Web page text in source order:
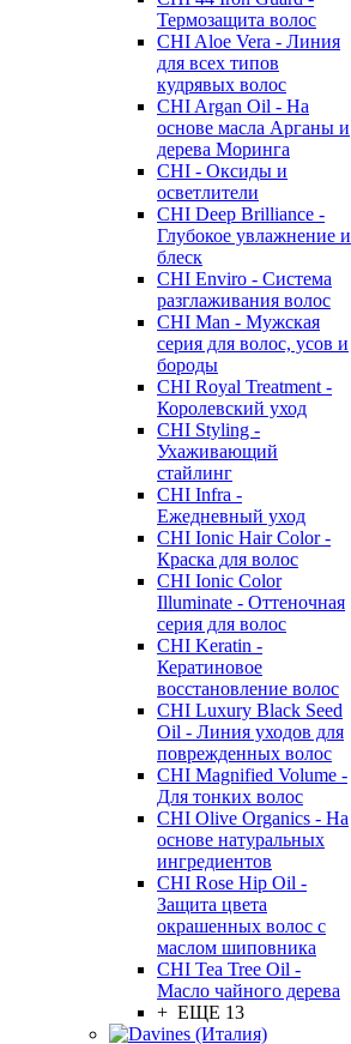
Термозащита волос
CHI Aloe Vera - Линия
для всех типов
кудрявых волос
CHI Argan Oil - На
основе масла Арганы и
дерева Моринга
CHI - Оксиды и
осветлители
CHI Deep Brilliance -
Глубокое увлажнение и
блеск
CHI Enviro - Система
разглаживания волос
CHI Man - Мужская
серия для волос, усов и
бороды
CHI Royal Treatment -
Королевский уход
CHI Styling -
Ухаживающий
стайлинг
CHI Infra -
Ежедневный уход
CHI Ionic Hair Color -
Краска для волос
CHI Ionic Color
Illuminate - Оттеночная
серия для волос
CHI Keratin -
Кератиновое
восстановление волос
CHI Luxury Black Seed
Oil - Линия уходов для
поврежденных волос
CHI Magnified Volume -
Для тонких волос
CHI Olive Organics - На
основе натуральных
ингредиентов
CHI Rose Hip Oil -
Защита цвета
окрашенных волос с
маслом шиповника
CHI Tea Tree Oil -
Масло чайного дерева
+ ЕЩЕ 13